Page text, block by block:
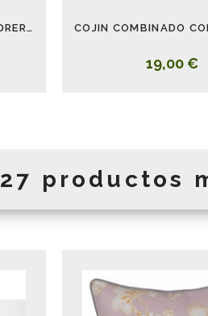
COJIN COMBINADO CON PEDRERIA BEIGE ALARGADO
19,00 €
27 productos